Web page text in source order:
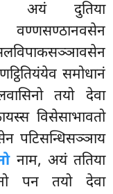
दुतिया
वण्णसण्ठानवसेन
समोधानं
तयो देवा
विसेसाभावतो
पटिसन्धिसञ्ञाय
नाम, अयं ततिया
पन तयो देवा